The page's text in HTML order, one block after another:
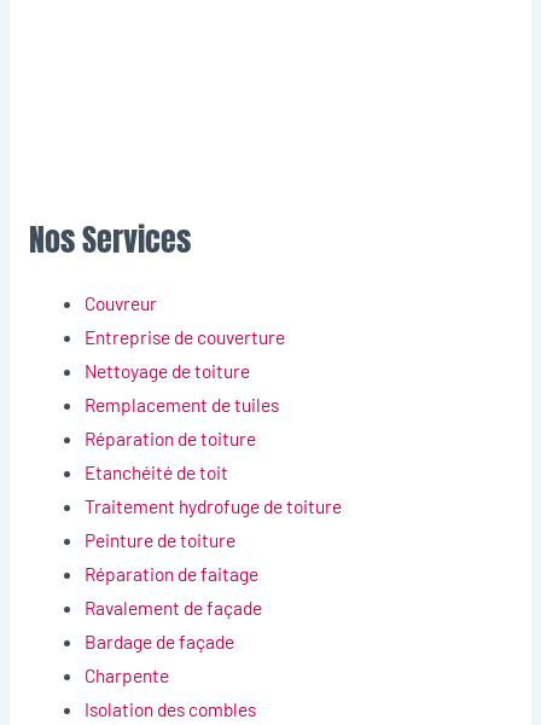
Nos Services
Couvreur
Entreprise de couverture
Nettoyage de toiture
Remplacement de tuiles
Réparation de toiture
Etanchéité de toit
Traitement hydrofuge de toiture
Peinture de toiture
Réparation de faitage
Ravalement de façade
Bardage de façade
Charpente
Isolation des combles